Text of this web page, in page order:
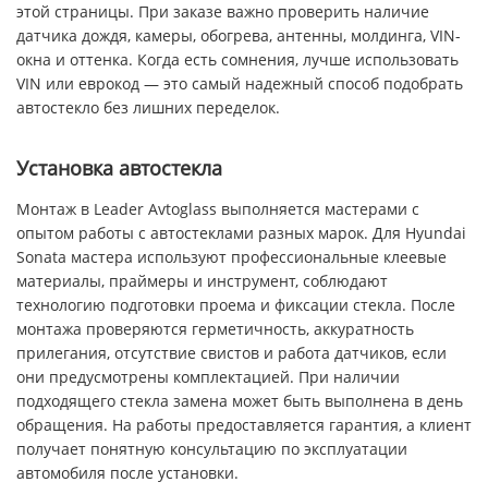
этой страницы. При заказе важно проверить наличие
датчика дождя, камеры, обогрева, антенны, молдинга, VIN-
окна и оттенка. Когда есть сомнения, лучше использовать
VIN или еврокод — это самый надежный способ подобрать
автостекло без лишних переделок.
Установка автостекла
Монтаж в Leader Avtoglass выполняется мастерами с
опытом работы с автостеклами разных марок. Для Hyundai
Sonata мастера используют профессиональные клеевые
материалы, праймеры и инструмент, соблюдают
технологию подготовки проема и фиксации стекла. После
монтажа проверяются герметичность, аккуратность
прилегания, отсутствие свистов и работа датчиков, если
они предусмотрены комплектацией. При наличии
подходящего стекла замена может быть выполнена в день
обращения. На работы предоставляется гарантия, а клиент
получает понятную консультацию по эксплуатации
автомобиля после установки.